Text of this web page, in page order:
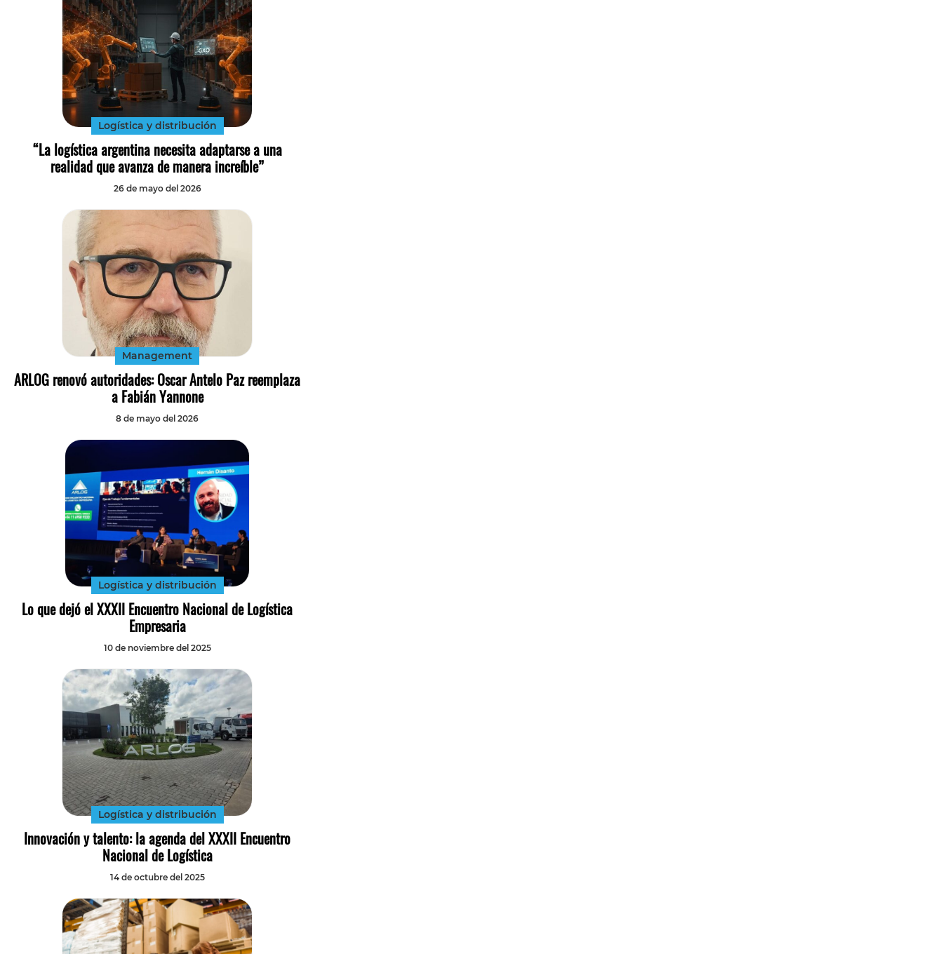
Logística y distribución
“La logística argentina necesita adaptarse a una
realidad que avanza de manera increíble”
26 de mayo del 2026
Management
ARLOG renovó autoridades: Oscar Antelo Paz reemplaza
a Fabián Yannone
8 de mayo del 2026
Logística y distribución
Lo que dejó el XXXII Encuentro Nacional de Logística
Empresaria
10 de noviembre del 2025
Logística y distribución
Innovación y talento: la agenda del XXXII Encuentro
Nacional de Logística
14 de octubre del 2025